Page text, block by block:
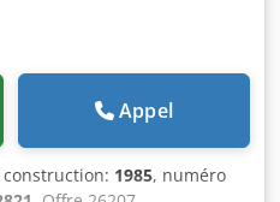
Appel
construction: 1985, numéro